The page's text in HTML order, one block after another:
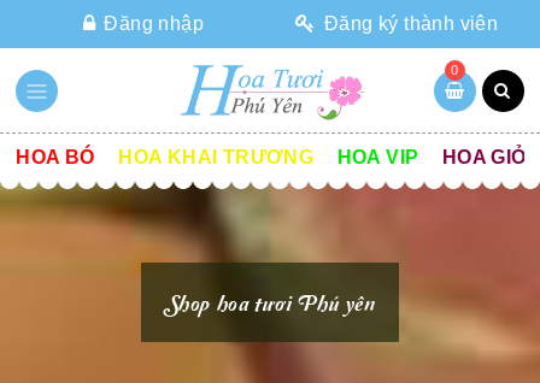
Đăng nhập Đăng ký thành viên
0
HOA BÓ HOA KHAI TRƯƠNG HOA VIP HOA GIỎ
Shop hoa tươi Phú yên